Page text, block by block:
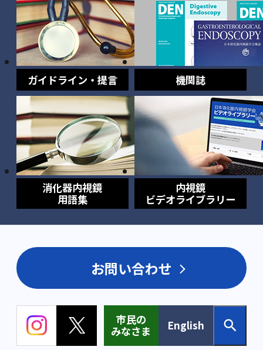
ガイドライン・提言 機関誌
消化器内視鏡
用語集
内視鏡
ビデオライブラリー
お問い合わせ
市民の
みなさま
English